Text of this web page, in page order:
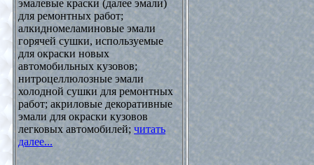
эмалевые краски (далее эмали)
для ремонтных работ;
алкидномеламиновые эмали
горячей сушки, используемые
для окраски новых
автомобильных кузовов;
нитроцеллюлозные эмали
холодной сушки для ремонтных
работ; акриловые декоративные
эмали для окраски кузовов
легковых автомобилей; читать
далее...